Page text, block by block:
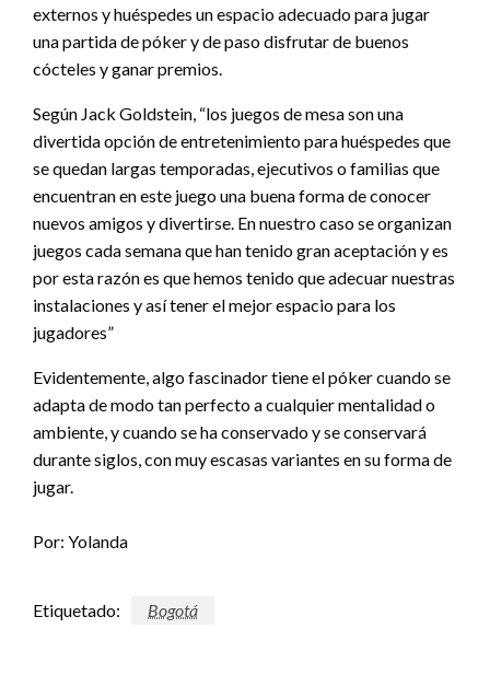
externos y huéspedes un espacio adecuado para jugar
una partida de póker y de paso disfrutar de buenos
cócteles y ganar premios.
Según Jack Goldstein, “los juegos de mesa son una
divertida opción de entretenimiento para huéspedes que
se quedan largas temporadas, ejecutivos o familias que
encuentran en este juego una buena forma de conocer
nuevos amigos y divertirse. En nuestro caso se organizan
juegos cada semana que han tenido gran aceptación y es
por esta razón es que hemos tenido que adecuar nuestras
instalaciones y así tener el mejor espacio para los
jugadores”
Evidentemente, algo fascinador tiene el póker cuando se
adapta de modo tan perfecto a cualquier mentalidad o
ambiente, y cuando se ha conservado y se conservará
durante siglos, con muy escasas variantes en su forma de
jugar.
Por: Yolanda
Etiquetado: Bogotá